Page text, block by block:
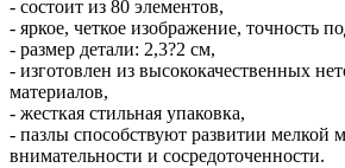
- состоит из 80 элементов,
- яркое, четкое изображение, точность
- размер детали: 2,3?2 см,
- изготовлен из высококачественных
материалов,
- жесткая стильная упаковка,
- пазлы способствуют развитии мелкой
внимательности и сосредоточенности.